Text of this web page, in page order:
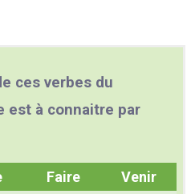
ces verbes du
est à connaitre par
Faire
Venir